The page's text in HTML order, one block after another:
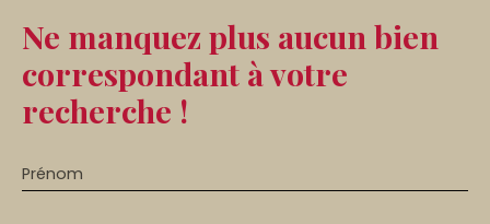
Ne manquez plus aucun bien
correspondant à votre
recherche !
Prénom